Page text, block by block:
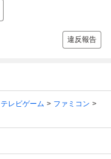
違反報告
テレビゲーム
ファミコン